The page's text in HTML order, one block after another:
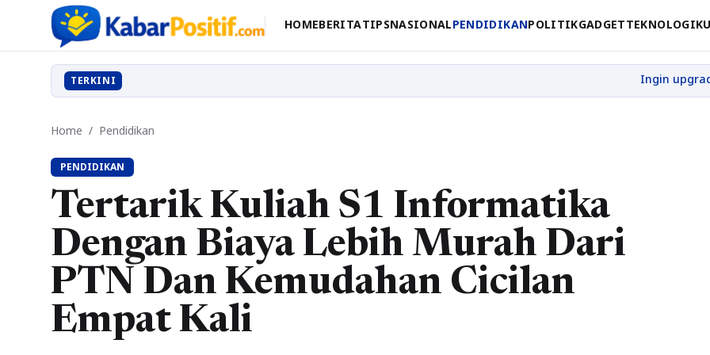
HOMEBERITATIPSNASIONALPENDIDIKANPOLITIKGADGETTEKNOLOGI
TERKINI
Home / Pendidikan
PENDIDIKAN
Tertarik Kuliah S1 Informatika
Dengan Biaya Lebih Murah Dari
PTN Dan Kemudahan Cicilan
Empat Kali